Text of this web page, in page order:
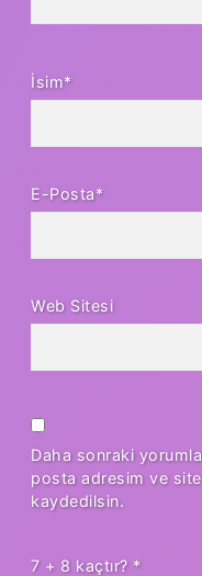
İsim*
E-Posta*
Web Sitesi
Daha sonraki
posta adresim ve site
kaydedilsin.
7 + 8 kaçtır? *